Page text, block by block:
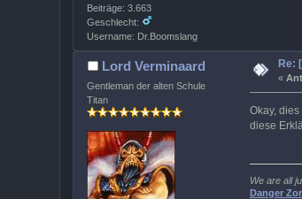
Beiträge: 3.663
Geschlecht:
Username: Dr.Boomslang
Lord Verminaard
Gentleman der alten Schule
Titan
Re:
«
Okay,
diese
We are all
Danger